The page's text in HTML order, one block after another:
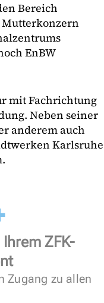
Bereich
EnBW
mit Fachrichtung
Neben seiner
anderem auch
Karlsruhe
ZFK-
Zugang zu allen